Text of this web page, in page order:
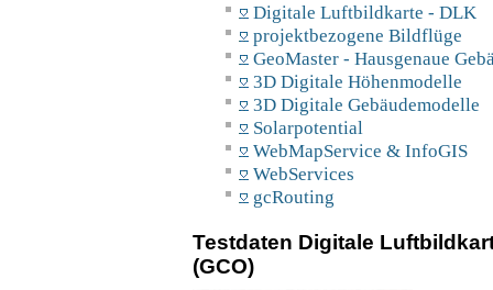
Digitale Luftbildkarte - DLK
projektbezogene Bildflüge
GeoMaster - Hausgenaue
3D Digitale Höhenmodelle
3D Digitale Gebäudemodelle
Solarpotential
WebMapService & InfoGIS
WebServices
gcRouting
Testdaten Digitale
(GCO)